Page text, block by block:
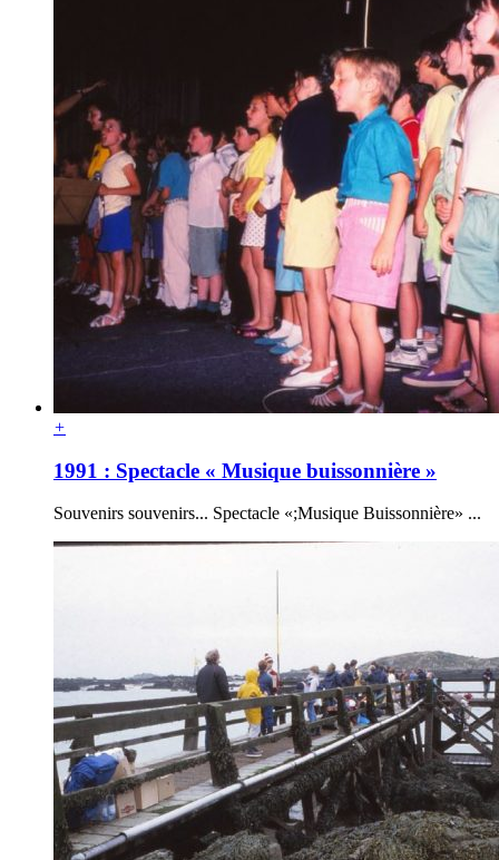
+
1991 : Spectacle « Musique buissonnière »
Souvenirs souvenirs... Spectacle «;Musique Buissonnière» ...